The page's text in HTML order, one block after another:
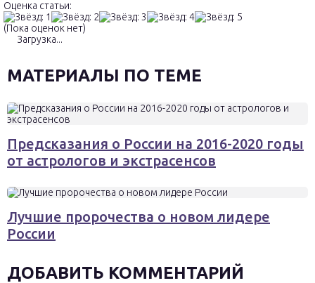
Оценка статьи:
(Пока оценок нет)
Загрузка...
МАТЕРИАЛЫ ПО ТЕМЕ
Предсказания о России на 2016-2020 годы
от астрологов и экстрасенсов
Лучшие пророчества о новом лидере
России
ДОБАВИТЬ КОММЕНТАРИЙ